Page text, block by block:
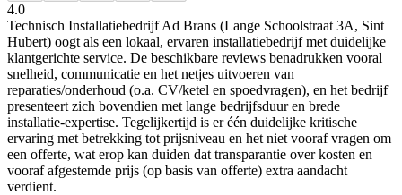
4.0
Technisch Installatiebedrijf Ad Brans (Lange Schoolstraat 3A, Sint
Hubert) oogt als een lokaal, ervaren installatiebedrijf met duidelijke
klantgerichte service. De beschikbare reviews benadrukken vooral
snelheid, communicatie en het netjes uitvoeren van
reparaties/onderhoud (o.a. CV/ketel en spoedvragen), en het bedrijf
presenteert zich bovendien met lange bedrijfsduur en brede
installatie-expertise. Tegelijkertijd is er één duidelijke kritische
ervaring met betrekking tot prijsniveau en het niet vooraf vragen om
een offerte, wat erop kan duiden dat transparantie over kosten en
vooraf afgestemde prijs (op basis van offerte) extra aandacht
verdient.